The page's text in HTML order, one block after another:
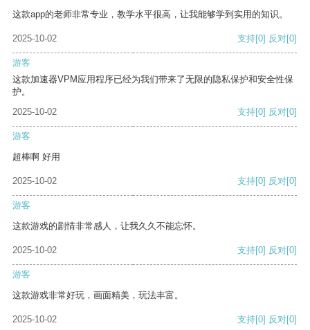
这款app的老师非常专业，教学水平很高，让我能够学到实用的知识。
2025-10-02 支持[0] 反对[0]
游客
这款加速器VPM应用程序已经为我们带来了无限的隐私保护和安全性保
护。
2025-10-02
支持[0] 反对[0]
游客
超棒啊 好用
2025-10-02 支持[0] 反对[0]
游客
这款游戏的剧情非常感人，让我久久不能忘怀。
2025-10-02 支持[0] 反对[0]
游客
这款游戏非常好玩，画面精美，玩法丰富。
2025-10-02 支持[0] 反对[0]